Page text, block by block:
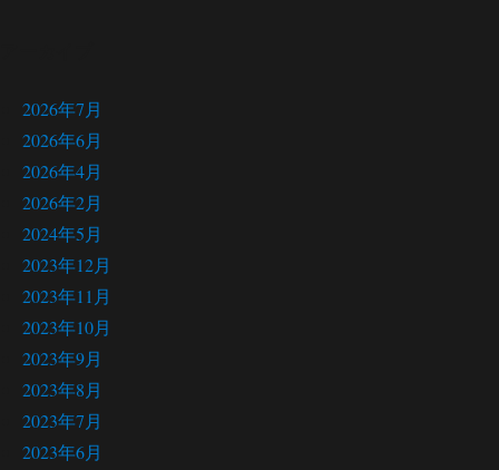
2026年7月
2026年6月
2026年4月
2026年2月
2024年5月
2023年12月
2023年11月
2023年10月
2023年9月
2023年8月
2023年7月
2023年6月